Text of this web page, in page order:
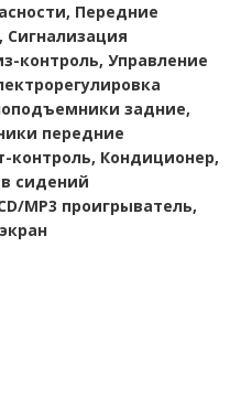
Передние
Сигнализация
контроль, Управление
задние,
передние
контроль, Кондиционер,
сидений
MP3 проигрыватель,